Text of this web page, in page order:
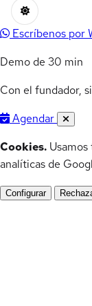
Escríbenos por
Demo de 30 min
Con el fundador,
Agendar
Cookies.
analíticas de
Configurar